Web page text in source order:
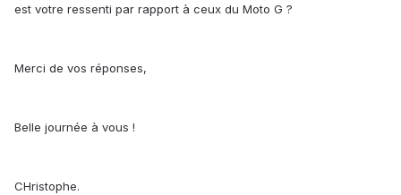
est votre ressenti par rapport à ceux du Moto G ?
Merci de vos réponses,
Belle journée à vous !
CHristophe.